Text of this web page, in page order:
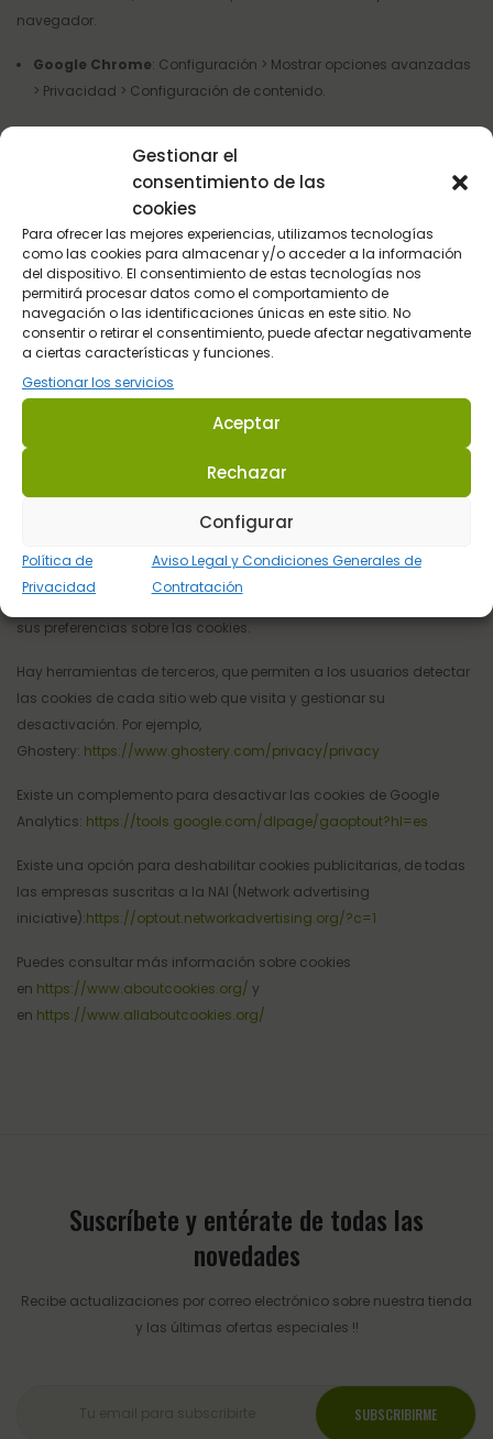
Gestionar el
consentimiento de las
cookies
Para ofrecer las mejores experiencias, utilizamos tecnologías
como las cookies para almacenar y/o acceder a la información
del dispositivo. El consentimiento de estas tecnologías nos
permitirá procesar datos como el comportamiento de
navegación o las identificaciones únicas en este sitio. No
consentir o retirar el consentimiento, puede afectar negativamente
a ciertas características y funciones.
Gestionar los servicios
Aceptar
Rechazar
Configurar
Política de
Privacidad
Aviso Legal y Condiciones Generales de
Contratación
navegador.
Google Chrome: Configuración > Mostrar opciones avanzadas
> Privacidad > Configuración de contenido.
Safari (Apple): Preferencias > Seguridad.
Más información, consulte elsoporte de Appleo la Ayuda del
navegador.
Opera (Opera Software):Configuración > Opciones >
Avanzado > Cookies
Más información, consulte el
Opciones para deshabilitar cookies y opt-out.
www.youronlinechoices.com
sus preferencias sobre las cookies.
Hay herramientas de terceros, que permiten a los usuarios detectar
las cookies de cada sitio web que visita y gestionar su
desactivación. Por ejemplo,
Ghostery: https://www.ghostery.com/privacy/privacy
Existe un complemento para desactivar las cookies de Google
Analytics: https://tools.google.com/dlpage/gaoptout?hl=es
Existe una opción para deshabilitar cookies publicitarias, de todas
las empresas suscritas a la NAI (Network advertising
iniciative):https://optout.networkadvertising.org/?c=1
Puedes consultar más información sobre cookies
en https://www.aboutcookies.org/ y
en https://www.allaboutcookies.org/
Suscríbete y entérate de todas las
novedades
Recibe actualizaciones por correo electrónico sobre nuestra tienda
y las últimas ofertas especiales !!